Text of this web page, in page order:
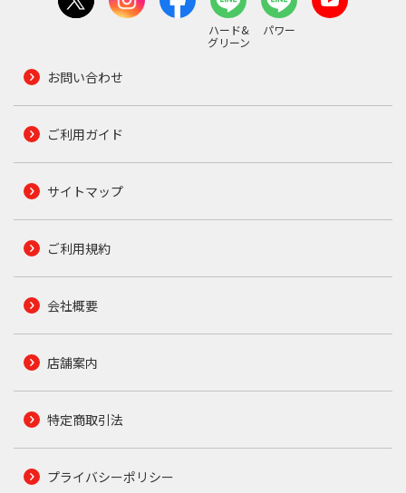
ハード&
グリーン
パワー
お問い合わせ
ご利用ガイド
サイトマップ
ご利用規約
会社概要
店舗案内
特定商取引法
プライバシーポリシー